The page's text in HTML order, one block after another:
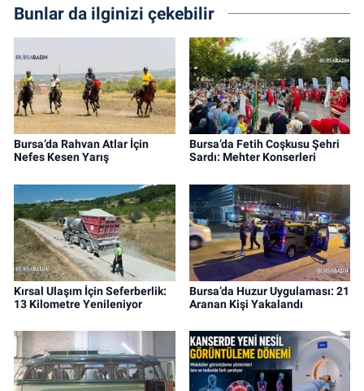
Bunlar da ilginizi çekebilir
Bursa’da Rahvan Atlar İçin
Nefes Kesen Yarış
Bursa’da Fetih Coşkusu Şehri
Sardı: Mehter Konserleri
Kırsal Ulaşım İçin Seferberlik:
13 Kilometre Yenileniyor
Bursa’da Huzur Uygulaması: 21
Aranan Kişi Yakalandı